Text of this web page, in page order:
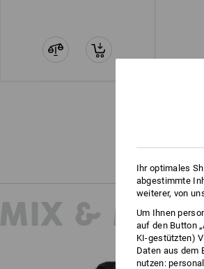
MIX &
Ihr optimales
abgestimmte
weiterer, von
Um Ihnen
auf den Button
KI-gestützten)
Daten aus dem
nutzen: